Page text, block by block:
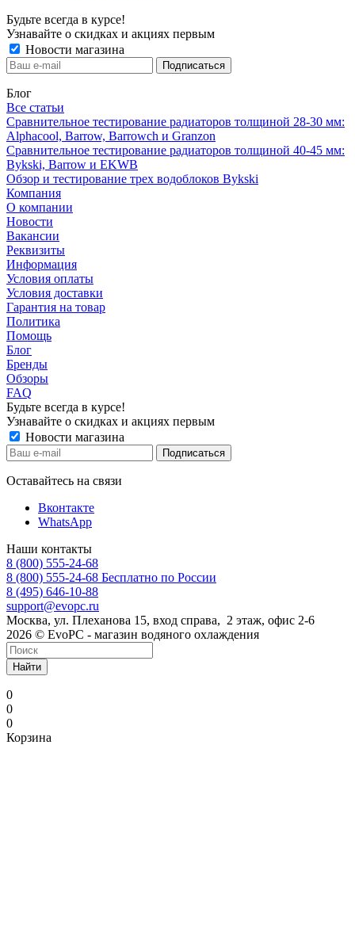
Будьте всегда в курсе!
Узнавайте о скидках и акциях первым
Новости магазина
Блог
Все статьи
Сравнительное тестирование радиаторов толщиной 28-30 мм:
Alphacool, Barrow, Barrowch и Granzon
Сравнительное тестирование радиаторов толщиной 40-45 мм:
Bykski, Barrow и EKWB
Обзор и тестирование трех водоблоков Bykski
Компания
О компании
Новости
Вакансии
Реквизиты
Информация
Условия оплаты
Условия доставки
Гарантия на товар
Политика
Помощь
Блог
Бренды
Обзоры
FAQ
Будьте всегда в курсе!
Узнавайте о скидках и акциях первым
Новости магазина
Оставайтесь на связи
Вконтакте
WhatsApp
Наши контакты
8 (800) 555-24-68
8 (800) 555-24-68 Бесплатно по России
8 (495) 646-10-88
support@evopc.ru
Москва, ул. Плеханова 15, вход справа, 2 этаж, офис 2-6
2026 © EvoPC - магазин водяного охлаждения
Найти
0
0
0
Корзина